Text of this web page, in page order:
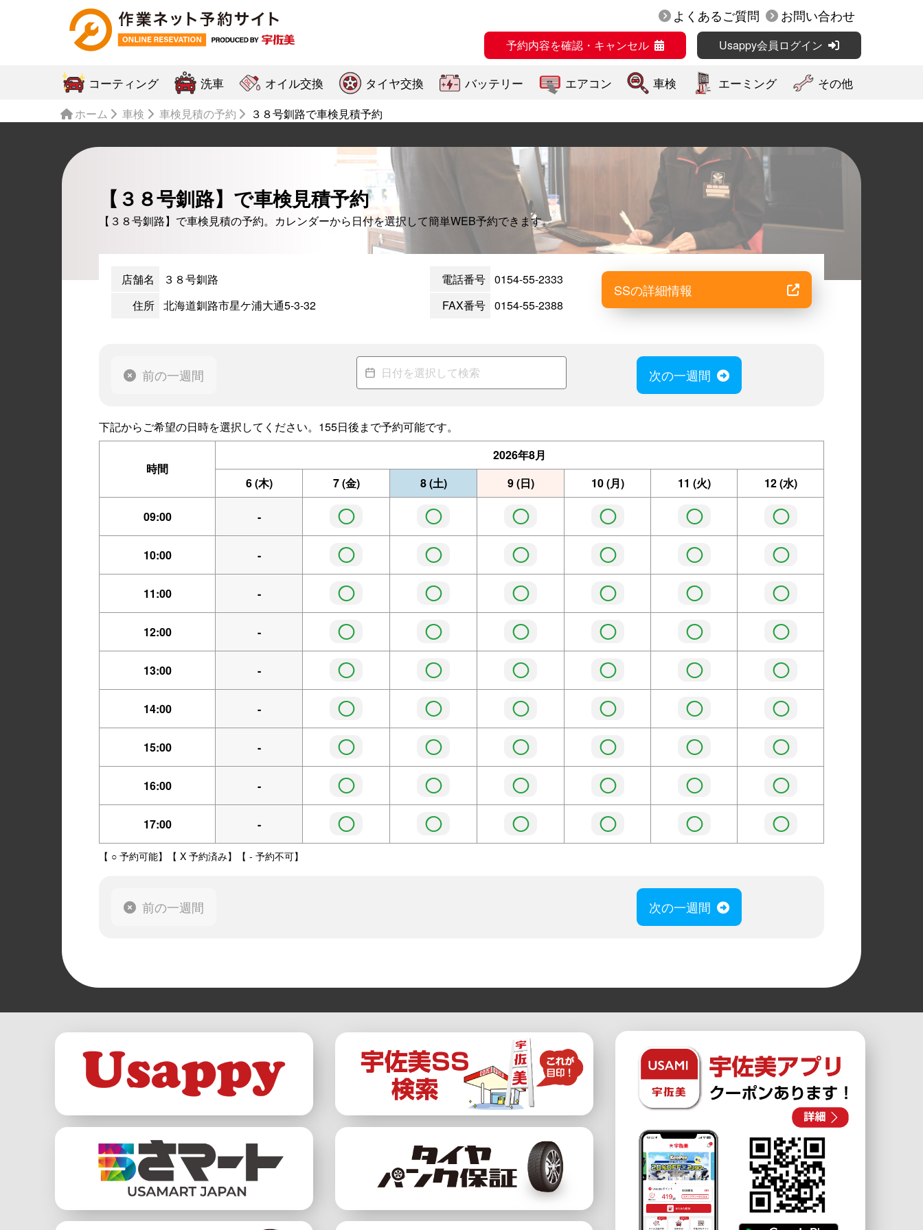
よくあるご質問 お問い合わせ
予約内容を確認・キャンセル Usappy会員ログイン
コーティング 洗車 オイル交換 タイヤ交換 バッテリー エアコン 車検 エーミング その他
ホーム 車検 車検見積の予約 ３８号釧路で車検見積予約
【３８号釧路】で車検見積予約
【３８号釧路】で車検見積の予約。カレンダーから日付を選択して簡単WEB予約できます。
店舗名
３８号釧路
住所 北海道釧路市星ケ浦大通5-3-32
電話番号 0154-55-2333
FAX番号 0154-55-2388
SSの詳細情報
前の一週間 次の一週間
下記からご希望の日時を選択してください。155日後まで予約可能です。
時間
2026年8月
6(木) 7(金) 8(土) 9(日) 10(月) 11 (火) 12(水)
09:00 - ◯ ◯ ◯ ◯ ◯ ◯
10:00 - ◯ ◯ ◯ ◯ ◯ ◯
11:00 - ◯ ◯ ◯ ◯ ◯ ◯
12:00 - ◯ ◯ ◯ ◯ ◯ ◯
13:00 - ◯ ◯ ◯ ◯ ◯ ◯
14:00 - ◯ ◯ ◯ ◯ ◯ ◯
15:00 - ◯ ◯ ◯ ◯ ◯ ◯
16:00 - ◯ ◯ ◯ ◯ ◯ ◯
17:00 - ◯ ◯ ◯ ◯ ◯ ◯
【 ○ 予約可能】【 X 予約済み】【 - 予約不可】
前の一週間 次の一週間